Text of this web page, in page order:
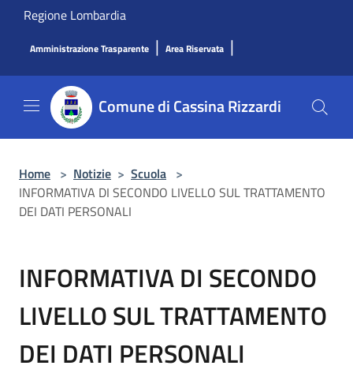
Salta al contenuto principale
Regione Lombardia
Amministrazione Trasparente | Area Riservata |
Comune di Cassina Rizzardi
Home > Notizie > Scuola >
INFORMATIVA DI SECONDO LIVELLO SUL TRATTAMENTO
DEI DATI PERSONALI
INFORMATIVA DI SECONDO
LIVELLO SUL TRATTAMENTO
DEI DATI PERSONALI